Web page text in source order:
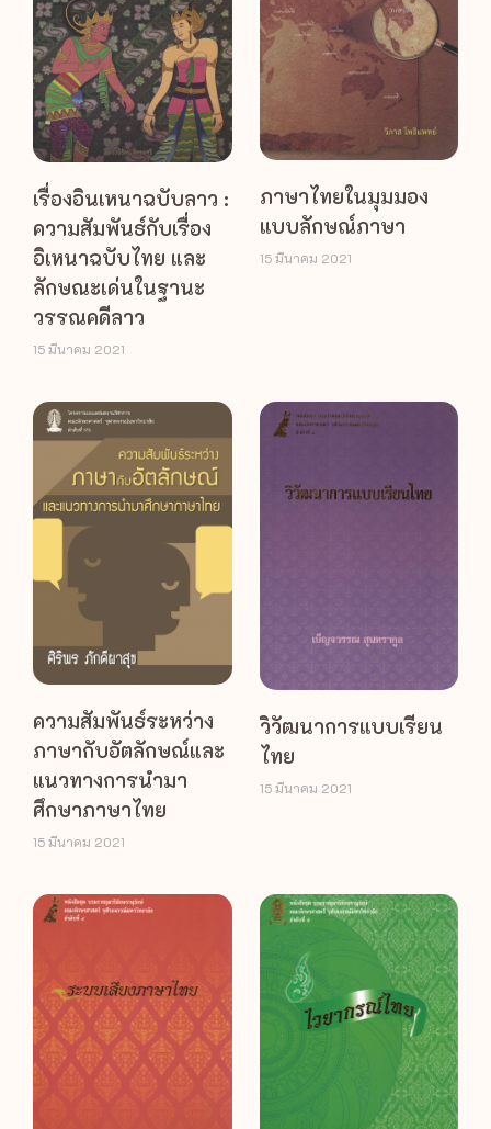
เรื่องอินเหนาฉบับลาว :
ความสัมพันธ์กับเรื่อง
อิเหนาฉบับไทย และ
ลักษณะเด่นในฐานะ
วรรณคดีลาว
15 มีนาคม 2021
ภาษาไทยในมุมมอง
แบบลักษณ์ภาษา
15 มีนาคม 2021
ความสัมพันธ์ระหว่าง
ภาษากับอัตลักษณ์และ
แนวทางการนำมา
ศึกษาภาษาไทย
15 มีนาคม 2021
วิวัฒนาการแบบเรียน
ไทย
15 มีนาคม 2021